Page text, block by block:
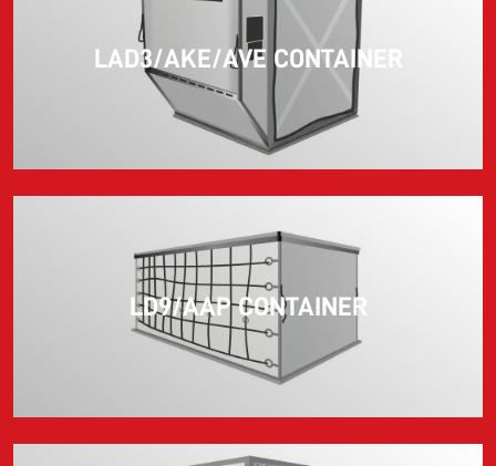
LAD3/AKE/AVE CONTAINER
LD9/AAP CONTAINER